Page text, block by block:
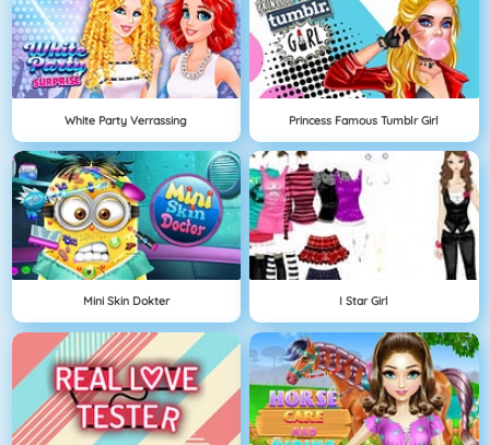
White Party Verrassing Princess Famous Tumblr Girl
Mini Skin Dokter I Star Girl